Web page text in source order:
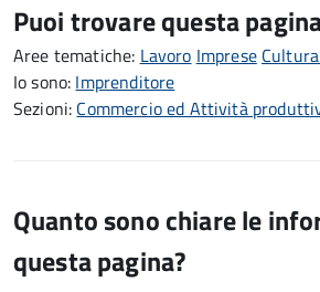
Puoi trovare questa
Aree tematiche: Lavoro Imprese
Io sono: Imprenditore
Sezioni: Commercio ed Attività
Quanto sono chiare le
questa pagina?